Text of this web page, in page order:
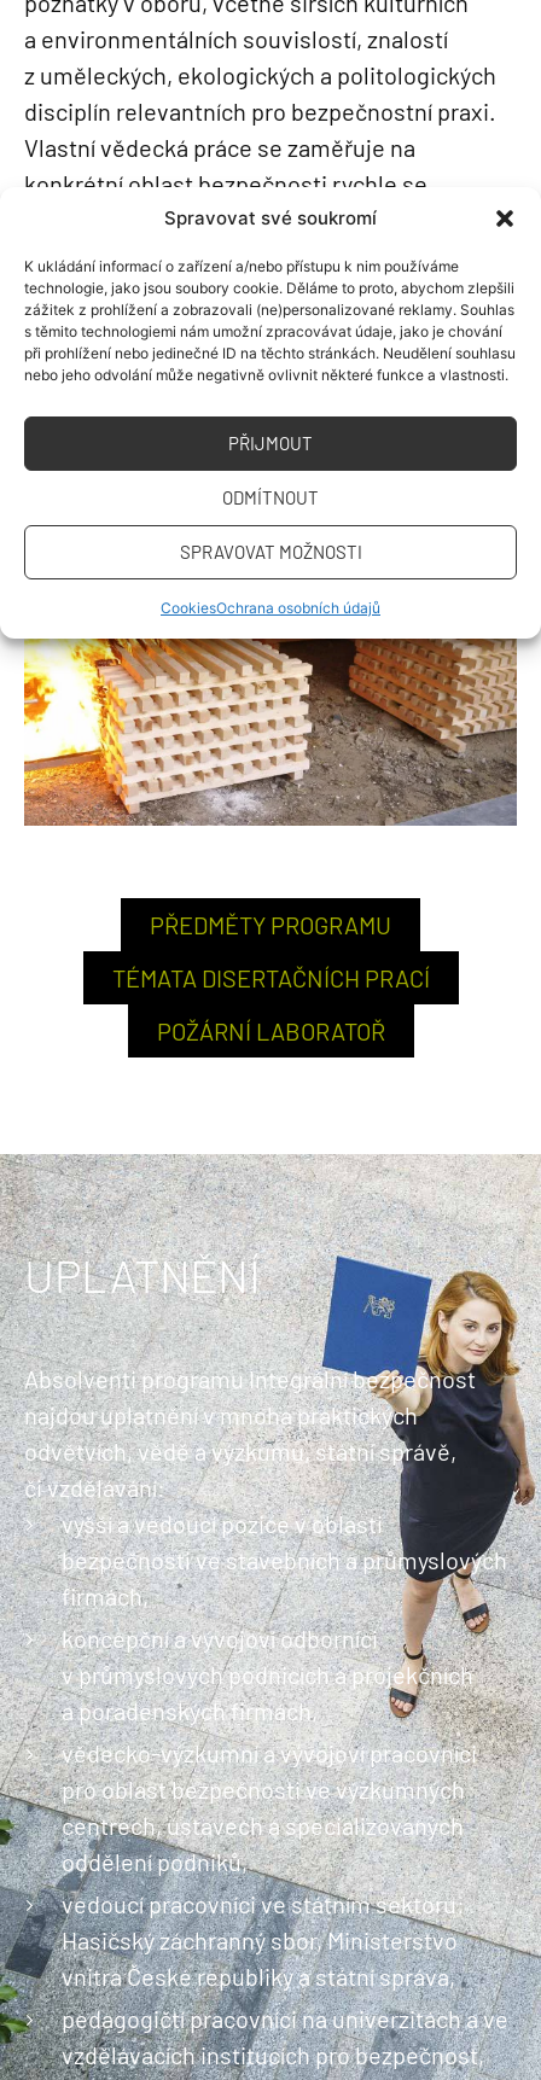
Spravovat své soukromí
K ukládání informací o zařízení a/nebo přístupu k nim používáme
technologie, jako jsou soubory cookie. Děláme to proto, abychom zlepšili
zážitek z prohlížení a zobrazovali (ne)personalizované reklamy. Souhlas
s těmito technologiemi nám umožní zpracovávat údaje, jako je chování
při prohlížení nebo jedinečné ID na těchto stránkách. Neudělení souhlasu
nebo jeho odvolání může negativně ovlivnit některé funkce a vlastnosti.
PŘIJMOUT
ODMÍTNOUT
SPRAVOVAT MOŽNOSTI
CookiesOchrana osobních údajů
a environmentálních souvislostí, znalostí
z uměleckých, ekologických a politologických
disciplín relevantních pro bezpečnostní praxi.
Vlastní vědecká práce se zaměřuje na
konkrétní oblast bezpečnosti rychle se
rozvíjejících oblastí udržitelného stavebnictví,
využívání obnovitelných zdrojů a energií
a moderního průmyslu s vysokou úrovní
automatizace a ochrany kulturních,
historických a architektonických hodnot.
PŘEDMĚTY PROGRAMU
TÉMATA DISERTAČNÍCH PRACÍ
POŽÁRNÍ LABORATOŘ
UPLATNĚNÍ
Absolventi programu Integrální bezpečnost
najdou uplatnění v mnoha praktických
odvětvích, vědě a výzkumu, státní správě,
či vzdělávání:
vyšší a vedoucí pozice v oblasti
bezpečnosti ve stavebních a průmyslových
firmách,
koncepční a vývojoví odborníci
v průmyslových podnicích a projekčních
a poradenských firmách,
vědecko-výzkumní a vývojoví pracovníci
pro oblast bezpečnosti ve výzkumných
centrech, ústavech a specializovaných
oddělení podniků,
vedoucí pracovníci ve státním sektoru:
Hasičský záchranný sbor, Ministerstvo
vnitra České republiky a státní správa,
pedagogičtí pracovníci na univerzitách a ve
vzdělávacích institucích pro bezpečnost,